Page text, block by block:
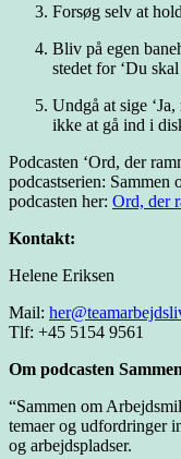
Forsøg selv at
Bliv på egen
stedet for ‘Du
Undgå at sige
ikke at gå ind i
Podcasten ‘Ord, der
podcastserien:
podcasten her: Ord, der
Kontakt:
Helene Eriksen
Mail:
Tlf: +45 5154 9561
Om podcasten
“Sammen om
temaer og udfordringer
og arbejdspladser.